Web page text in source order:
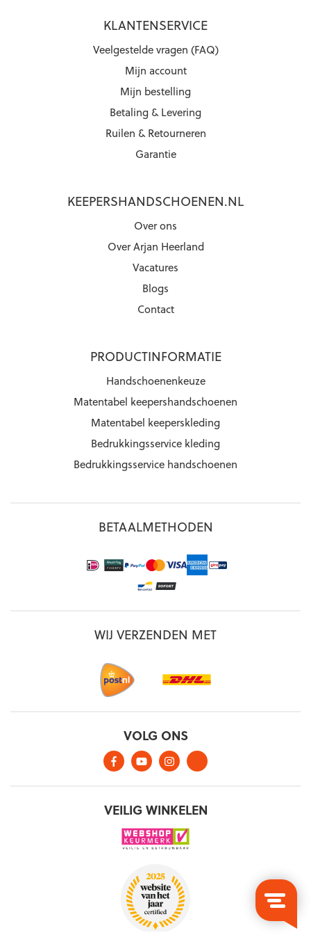
KLANTENSERVICE
Veelgestelde vragen (FAQ)
Mijn account
Mijn bestelling
Betaling & Levering
Ruilen & Retourneren
Garantie
KEEPERSHANDSCHOENEN.NL
Over ons
Over Arjan Heerland
Vacatures
Blogs
Contact
PRODUCTINFORMATIE
Handschoenenkeuze
Matentabel keepershandschoenen
Matentabel keeperskleding
Bedrukkingsservice kleding
Bedrukkingsservice handschoenen
BETAALMETHODEN
WIJ VERZENDEN MET